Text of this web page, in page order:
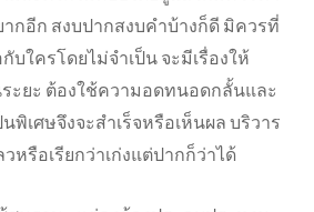
ากอีก สงบปากสงบคำบ้างก็ดี มิควรที่
บใครโดยไม่จำเป็น จะมีเรื่องให้
ะยะ ต้องใช้ความอดทนอดกลั้นและ
พิเศษจึงจะสำเร็จหรือเห็นผล บริวาร
หรือเรียกว่าเก่งแต่ปากก็ว่าได้